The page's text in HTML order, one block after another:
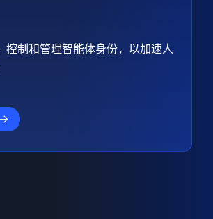
控制和管理智能体身份，以加速人